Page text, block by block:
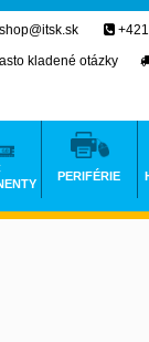
kladené otázky
PERIFÉRIE